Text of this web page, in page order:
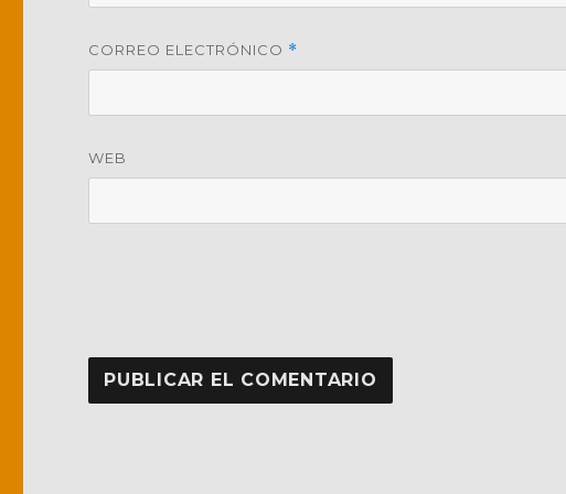
CORREO ELECTRÓNICO *
WEB